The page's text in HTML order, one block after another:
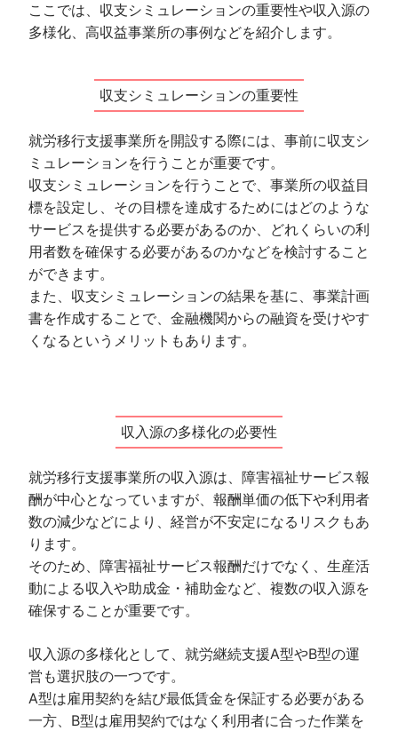
ここでは、収支シミュレーションの重要性や収入源の
多様化、高収益事業所の事例などを紹介します。
収支シミュレーションの重要性
就労移行支援事業所を開設する際には、事前に収支シ
ミュレーションを行うことが重要です。
収支シミュレーションを行うことで、事業所の収益目
標を設定し、その目標を達成するためにはどのような
サービスを提供する必要があるのか、どれくらいの利
用者数を確保する必要があるのかなどを検討すること
ができます。
また、収支シミュレーションの結果を基に、事業計画
書を作成することで、金融機関からの融資を受けやす
くなるというメリットもあります。
収入源の多様化の必要性
就労移行支援事業所の収入源は、障害福祉サービス報
酬が中心となっていますが、報酬単価の低下や利用者
数の減少などにより、経営が不安定になるリスクもあ
ります。
そのため、障害福祉サービス報酬だけでなく、生産活
動による収入や助成金・補助金など、複数の収入源を
確保することが重要です。
収入源の多様化として、就労継続支援A型やB型の運
営も選択肢の一つです。
A型は雇用契約を結び最低賃金を保証する必要がある
一方、B型は雇用契約ではなく利用者に合った作業を